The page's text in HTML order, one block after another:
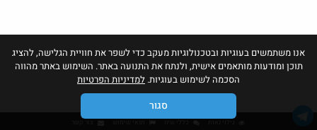
אנו משתמשים בעוגיות ובטכנולוגיות מעקב כדי לשפר את חוויית הגלישה, להציג
תוכן ומודעות מותאמים אישית, ולנתח את התנועה באתר. השימוש באתר מהווה
הסכמה לשימוש בעוגיות. למדיניות הפרטיות
סגור